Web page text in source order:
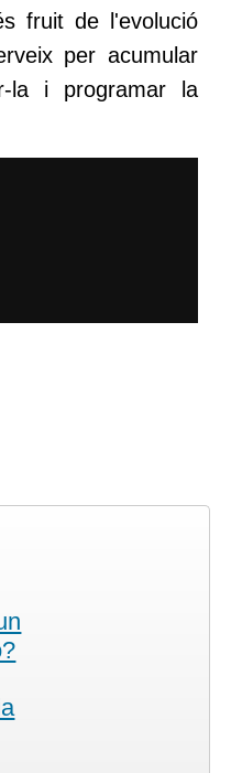
fruit de l'evolució
per acumular
la i programar la